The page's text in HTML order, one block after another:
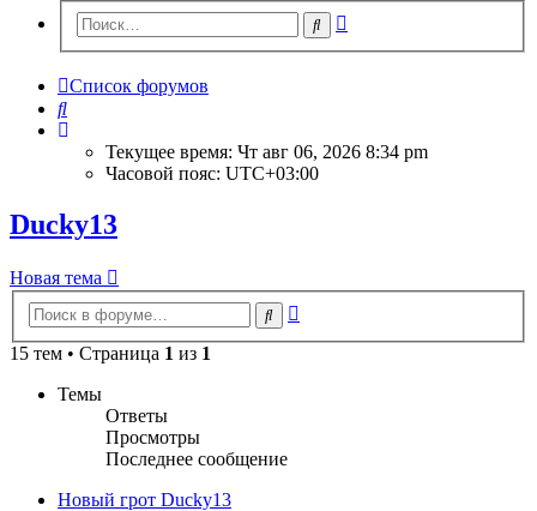
Поиск
Список форумов
Поиск
Текущее время: Чт авг 06, 2026 8:34 pm
Часовой пояс: UTC+03:00
Ducky13
Новая тема
Поиск
15 тем • Страница 1 из 1
Темы
Ответы
Просмотры
Последнее сообщение
Новый грот Ducky13